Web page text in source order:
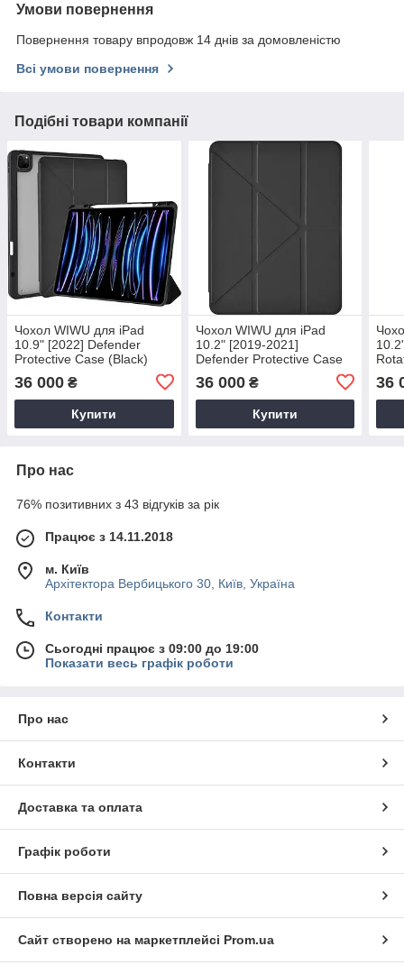
Умови повернення
Повернення товару впродовж 14 днів за домовленістю
Всі умови повернення
Подібні товари компанії
Чохол WIWU для iPad
10.9" [2022] Defender
Protective Case (Black)
36 000 ₴
Купити
Чохол WIWU для iPad
10.2" [2019-2021]
Defender Protective Case
36 000₴
Купити
36
Про нас
76% позитивних з 43 відгуків за рік
Працює з 14.11.2018
м. Київ
Архітектора Вербицького 30, Київ, Україна
Контакти
Сьогодні працює з 09:00 до 19:00
Показати весь графік роботи
Про нас
Контакти
Доставка та оплата
Графік роботи
Повна версія сайту
Сайт створено на маркетплейсі Prom.ua